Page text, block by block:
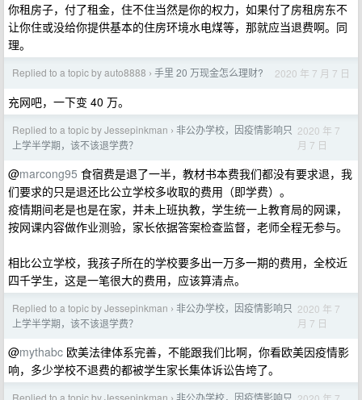
你租房子，付了租金，住不住当然是你的权力，如果付了房租房东不
让你住或没给你提供基本的住房环境水电煤等，那就应当退费啊。同
理。
Replied to a topic by auto8888 › 手里 20 万现金怎么理财? 2020 年 7 月 7 日
充网吧，一下变 40 万。
Replied to a topic by Jessepinkman › 非公办学校，因疫情影响只
上学半学期，该不该退学费？
2020 年 7
月 7 日
@marcong95 食宿费是退了一半，教材书本费我们都没有要求退，我
们要求的只是退还比公立学校多收取的费用（即学费）。
疫情期间老是也是在家，并未上班执教，学生统一上教育局的网课，
按网课内容做作业测验，家长依据答案检查监督，老师全程无参与。
相比公立学校，我孩子所在的学校要多出一万多一期的费用，全校近
四千学生，这是一笔很大的费用，应该算清点。
Replied to a topic by Jessepinkman › 非公办学校，因疫情影响只
上学半学期，该不该退学费？
2020 年 7
月 7 日
@mythabc 欧美法律体系完善，不能跟我们比啊，你看欧美因疫情影
响，多少学校不退费的都被学生家长集体诉讼告垮了。
Replied to a topic by Jessepinkman 非公办学校，因疫情影响只